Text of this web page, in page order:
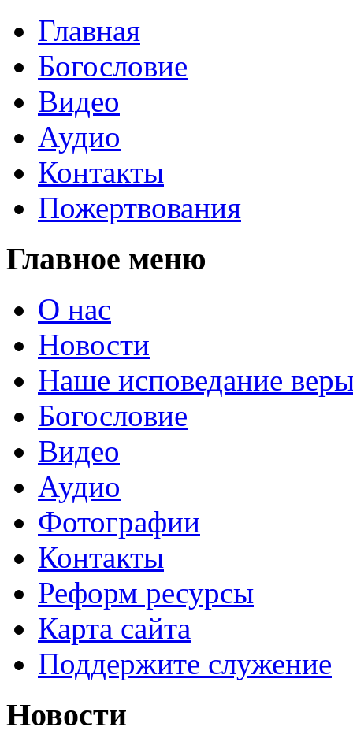
Главная
Богословие
Видео
Аудио
Контакты
Пожертвования
Главное меню
О нас
Новости
Наше исповедание
Богословие
Видео
Аудио
Фотографии
Контакты
Реформ ресурсы
Карта сайта
Поддержите служение
Новости